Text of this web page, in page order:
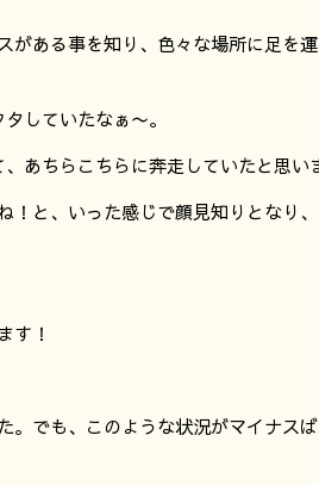
ある事を知り、色々な場所に足を
していたなぁ〜。
あちらこちらに奔走していたと思い
と、いった感じで顔見知りとなり
す！
。でも、このような状況がマイナス